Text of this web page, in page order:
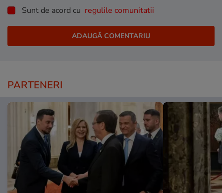
Sunt de acord cu regulile comunitatii
PARTENERI